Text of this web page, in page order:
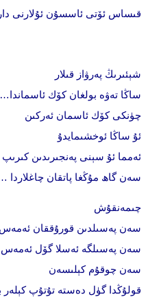
قىساس ئۆتى ئاسسۇن ئۇلارنى
شېئىرىڭ پەرۋاز قىلار
ساڭا تەۋە بولغان كۆك ئاسماندا…
چۈنكى كۆك ئاسمان ئەركىن
ئۇ ساڭا ئوخشىمايدۇ
ئەمما ئۇ سېنى پەنجىرىدىن كىرىپ
سەن گاھ مۇڭغا پاتقان چاغلاردا
چىمەنقۇش
سەن پەسىلدىن قورۇققان ئەمەس
سەن پەسىلگە ئەسلا گۆل
سەن چوقۇم كېلىسەن
قولۇڭدا گۈل دەستە تۇتۇپ كېلەر